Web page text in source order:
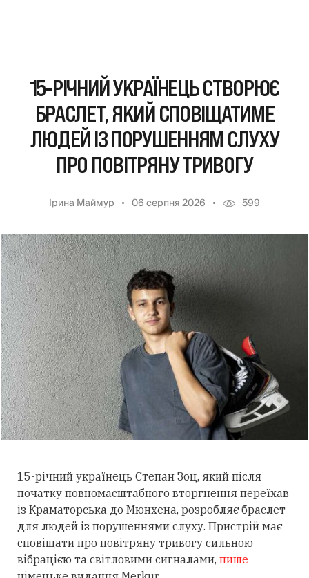
15-РІЧНИЙ УКРАЇНЕЦЬ СТВОРЮЄ
БРАСЛЕТ, ЯКИЙ СПОВІЩАТИМЕ
ЛЮДЕЙ ІЗ ПОРУШЕННЯМ СЛУХУ
ПРО ПОВІТРЯНУ ТРИВОГУ
Ірина Маймур 06 серпня 2026 599
15-річний українець Степан Зоц, який після
початку повномасштабного вторгнення переїхав
із Краматорська до Мюнхена, розробляє браслет
для людей із порушеннями слуху. Пристрій має
сповіщати про повітряну тривогу сильною
вібрацією та світловими сигналами, пише